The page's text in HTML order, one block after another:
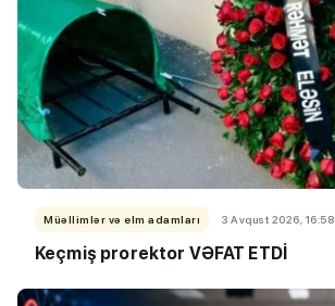
Müəllimlər və elm adamları 3 Avqust 2026, 16:58
Keçmiş prorektor VƏFAT ETDİ